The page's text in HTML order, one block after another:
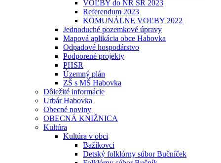
VOĽBY do NR SR 2023
Referendum 2023
KOMUNÁLNE VOĽBY 2022
Jednoduché pozemkové úpravy
Mapová aplikácia obce Habovka
Odpadové hospodárstvo
Podporené projekty
PHSR
Územný plán
ZŠ s MŠ Habovka
Dôležité informácie
Urbár Habovka
Obecné noviny
OBECNÁ KNIŽNICA
Kultúra
Kultúra v obci
Bažíkovci
Detský folklórny súbor Bučníček